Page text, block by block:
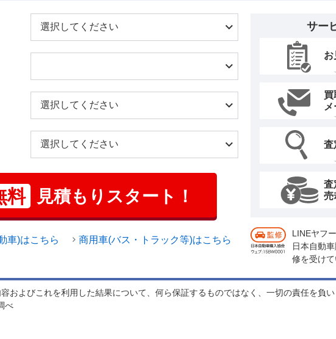
料 見積もりスタート！
車)はこちら 商用車(バス・トラック等)はこちら
サー
お
買
査
査
売
LINEヤフ
日本自動
修を受けて
およびこれを利用した結果について、何ら保証するものではなく、一切の責任を負い
べ